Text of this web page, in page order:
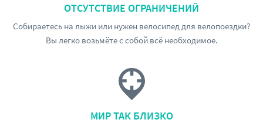
ОТСУТСТВИЕ ОГРАНИЧЕНИЙ
Собираетесь на лыжи или нужен велосипед для велопоездки?
Вы легко возьмёте с собой всё необходимое.
МИР ТАК БЛИЗКО